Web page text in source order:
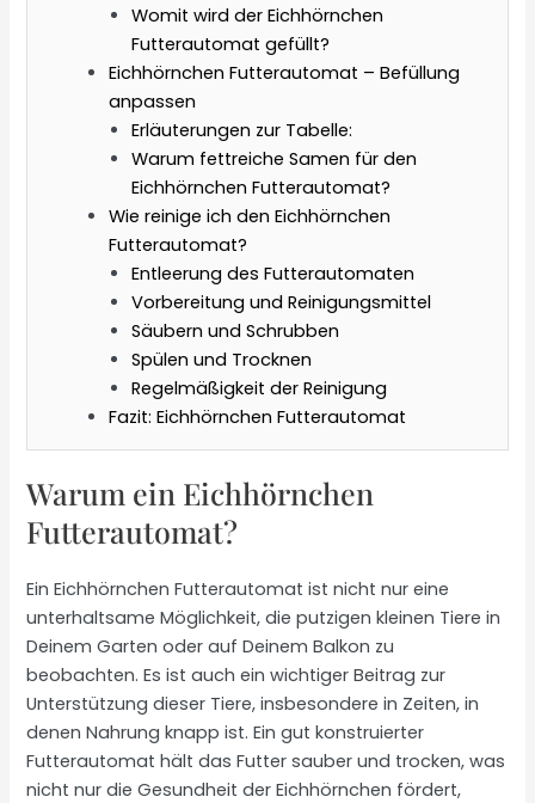
Womit wird der Eichhörnchen
Futterautomat gefüllt?
Eichhörnchen Futterautomat – Befüllung
anpassen
Erläuterungen zur Tabelle:
Warum fettreiche Samen für den
Eichhörnchen Futterautomat?
Wie reinige ich den Eichhörnchen
Futterautomat?
Entleerung des Futterautomaten
Vorbereitung und Reinigungsmittel
Säubern und Schrubben
Spülen und Trocknen
Regelmäßigkeit der Reinigung
Fazit: Eichhörnchen Futterautomat
Warum ein Eichhörnchen
Futterautomat?
Ein Eichhörnchen Futterautomat ist nicht nur eine
unterhaltsame Möglichkeit, die putzigen kleinen Tiere in
Deinem Garten oder auf Deinem Balkon zu
beobachten. Es ist auch ein wichtiger Beitrag zur
Unterstützung dieser Tiere, insbesondere in Zeiten, in
denen Nahrung knapp ist. Ein gut konstruierter
Futterautomat hält das Futter sauber und trocken, was
nicht nur die Gesundheit der Eichhörnchen fördert,